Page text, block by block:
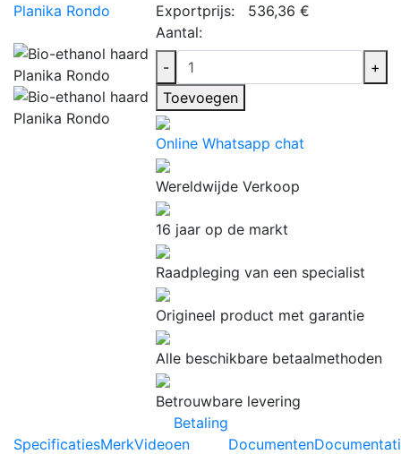
Exportprijs:
536,36 €
Aantal:
-
+
Toevoegen
Online Whatsapp chat
Wereldwijde Verkoop
16 jaar op de markt
Raadpleging van een specialist
Origineel product met garantie
Alle beschikbare betaalmethoden
Betrouwbare levering
SpecificatiesMerkVideo
Betaling
en
Documenten